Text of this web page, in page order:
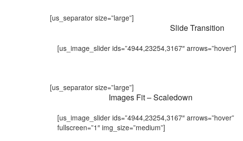
[us_separator size=”large”]
Slide Transition
[us_image_slider ids=”4944,23254,3167″ arrows=”hover”]
[us_separator size=”large”]
Images Fit – Scaledown
[us_image_slider ids=”4944,23254,3167″ arrows=”hover”
fullscreen=”1″ img_size=”medium”]